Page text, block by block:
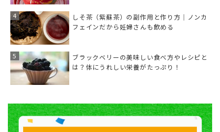
しそ茶（紫蘇茶）の副作用と作り方｜ノンカ
フェインだから妊婦さんも飲める
ブラックベリーの美味しい食べ方やレシピと
は？体にうれしい栄養がたっぷり！